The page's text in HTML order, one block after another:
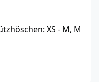
XS - M, M